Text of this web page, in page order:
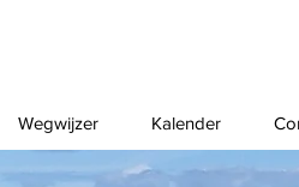
Wegwijzer Kalender